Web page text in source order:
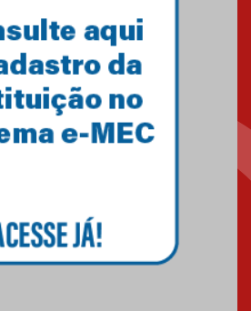
Primeiro culto do ano ressalta o
27.02.2026